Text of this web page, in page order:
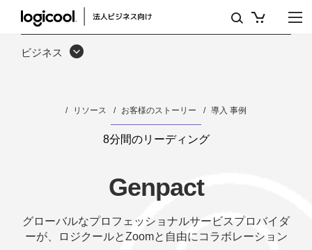
GENPACT
が
ZOOM
ビジネス
リソース お客様のストーリー 導入 事例
8分間のリーディング
Genpact
グローバルなプロフェッショナルサービスプロバイダ
ーが、ロジクールとZoomと自由にコラボレーション